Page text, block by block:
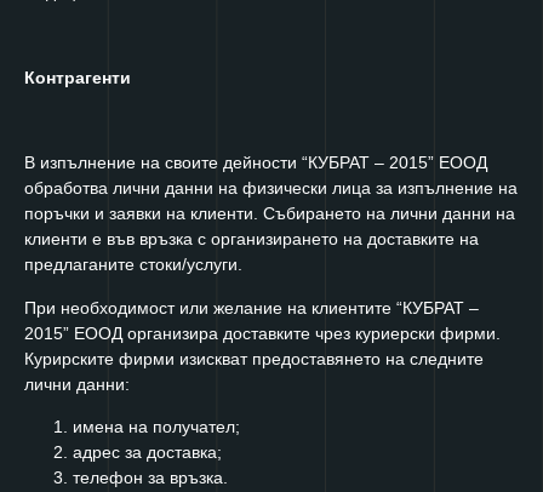
Контрагенти
В изпълнение на своите дейности “КУБРАТ – 2015” ЕООД
обработва лични данни на физически лица за изпълнение на
поръчки и заявки на клиенти. Събирането на лични данни на
клиенти е във връзка с организирането на доставките на
предлаганите стоки/услуги.
При необходимост или желание на клиентите “КУБРАТ –
2015” ЕООД организира доставките чрез куриерски фирми.
Курирските фирми изискват предоставянето на следните
лични данни:
имена на получател;
адрес за доставка;
телефон за връзка.